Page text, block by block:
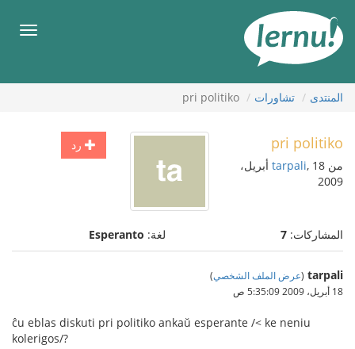
المحتويات
قائمة
المنتدى تشاورات pri politiko
رد pri politiko
من tarpali , 18 أبريل،
2009
المشاركات: 7 لغة: Esperanto
tarpali
(عرض الملف الشخصي)
18 أبريل، 2009 5:35:09 ص
ĉu eblas diskuti pri politiko ankaŭ esperante /< ke neniu
kolerigos/?